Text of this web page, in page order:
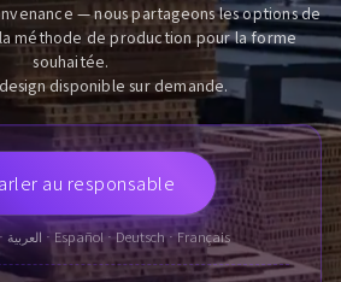
— nous partageons les options de
méthode de production pour la forme
souhaitée.
disponible sur demande.
au responsable
English · 中文 · العربية · Español · Deutsch · Français